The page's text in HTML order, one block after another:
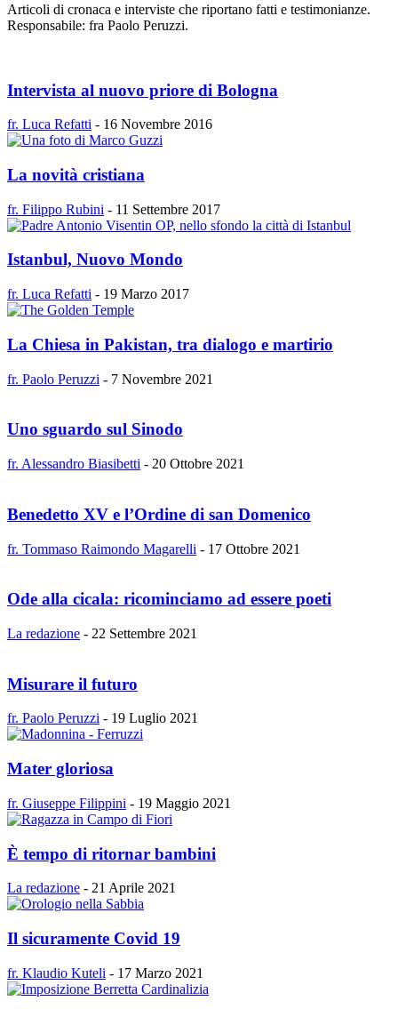
Articoli di cronaca e interviste che riportano fatti e testimonianze.
Responsabile: fra Paolo Peruzzi.
Intervista al nuovo priore di Bologna
fr. Luca Refatti - 16 Novembre 2016
La novità cristiana
fr. Filippo Rubini - 11 Settembre 2017
Istanbul, Nuovo Mondo
fr. Luca Refatti - 19 Marzo 2017
La Chiesa in Pakistan, tra dialogo e martirio
fr. Paolo Peruzzi - 7 Novembre 2021
Uno sguardo sul Sinodo
fr. Alessandro Biasibetti - 20 Ottobre 2021
Benedetto XV e l’Ordine di san Domenico
fr. Tommaso Raimondo Magarelli - 17 Ottobre 2021
Ode alla cicala: ricominciamo ad essere poeti
La redazione - 22 Settembre 2021
Misurare il futuro
fr. Paolo Peruzzi - 19 Luglio 2021
Mater gloriosa
fr. Giuseppe Filippini - 19 Maggio 2021
È tempo di ritornar bambini
La redazione - 21 Aprile 2021
Il sicuramente Covid 19
fr. Klaudio Kuteli - 17 Marzo 2021